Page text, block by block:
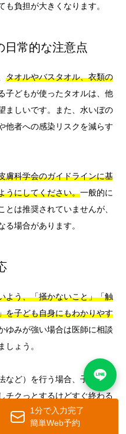
負担が大きくなります。
日常的な注意点
タオルやバスタオル、衣類の
子どもが使ったタオルは、他
ましいです。また、水いぼの
他者への感染リスクを減らす
膚科学会のガイドラインに基
うにしてください。一般的に
は推奨されていませんが、
場合があります。
よう、「掻かないこと」「触
を子ども自身にもわかりやす
ゆみが強い場合は医師に相談
しょう。
ど）を行う場合、子どもが
チクっとするけどすぐ終わる
大切です。麻酔テープを使用
きますので、痛みへの不安が
1分で入力完了
簡単Web予約